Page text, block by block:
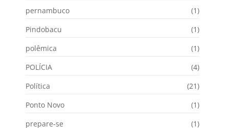
pernambuco
(1)
Pindobacu
(1)
polêmica
(1)
POLÍCIA
(4)
Política
(21)
Ponto Novo
(1)
prepare-se
(1)